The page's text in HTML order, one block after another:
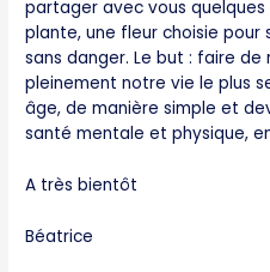
partager avec vous
plante, une fleur choisie
sans danger. Le but : faire
pleinement notre vie le plus
âge, de manière simple et
santé mentale et physique,
A très bientôt
Béatrice